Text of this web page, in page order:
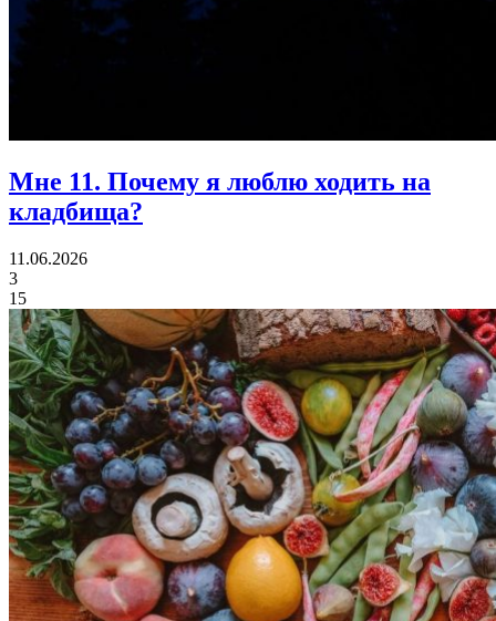
Мне 11. Почему я люблю ходить на
кладбища?
11.06.2026
3
15